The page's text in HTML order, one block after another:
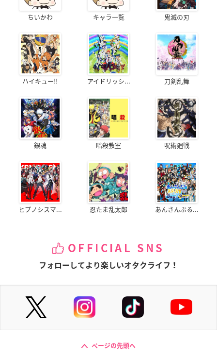
ちいかわ キャラ一覧 鬼滅の刃
ハイキュー!! アイドリッシ... 刀剣乱舞
銀魂 暗殺教室 呪術廻戦
ヒプノシスマ... 忍たま乱太郎 あんさんぶる...
OFFICIAL SNS
フォローしてより楽しいオタクライフ！
ページの先頭へ